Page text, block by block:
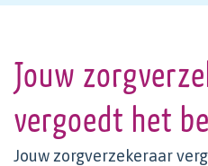
Jouw
vergoedt het
Jouw zorgverzekeraar